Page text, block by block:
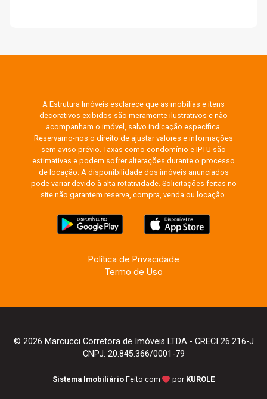
A Estrutura Imóveis esclarece que as mobílias e itens
decorativos exibidos são meramente ilustrativos e não
acompanham o imóvel, salvo indicação específica.
Reservamo-nos o direito de ajustar valores e informações
sem aviso prévio. Taxas como condomínio e IPTU são
estimativas e podem sofrer alterações durante o processo
de locação. A disponibilidade dos imóveis anunciados
pode variar devido à alta rotatividade. Solicitações feitas no
site não garantem reserva, compra, venda ou locação.
Política de Privacidade
Termo de Uso
© 2026 Marcucci Corretora de Imóveis LTDA - CRECI 26.216-J
CNPJ: 20.845.366/0001-79
Sistema Imobiliário Feito com por KUROLE